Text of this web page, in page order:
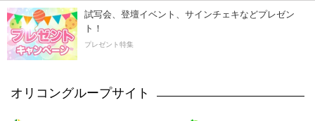
試写会、登壇イベント、サインチェキなどプレゼン
ト！
プレゼント特集
オリコングループサイト